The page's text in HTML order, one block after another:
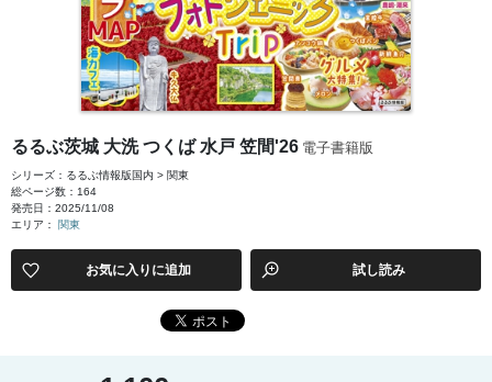
るるぶ茨城 大洗 つくば 水戸 笠間'26 電子書籍版
シリーズ：るるぶ情報版国内 > 関東
総ページ数：164
発売日：2025/11/08
エリア： 関東
お気に入りに追加 試し読み